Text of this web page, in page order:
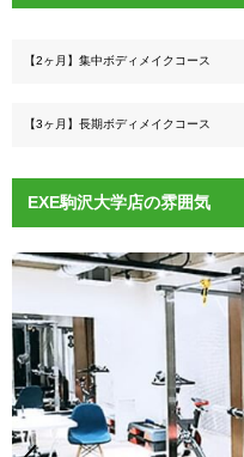
【2ヶ月】集中ボディメイクコース
【3ヶ月】長期ボディメイクコース
EXE駒沢大学店の雰囲気